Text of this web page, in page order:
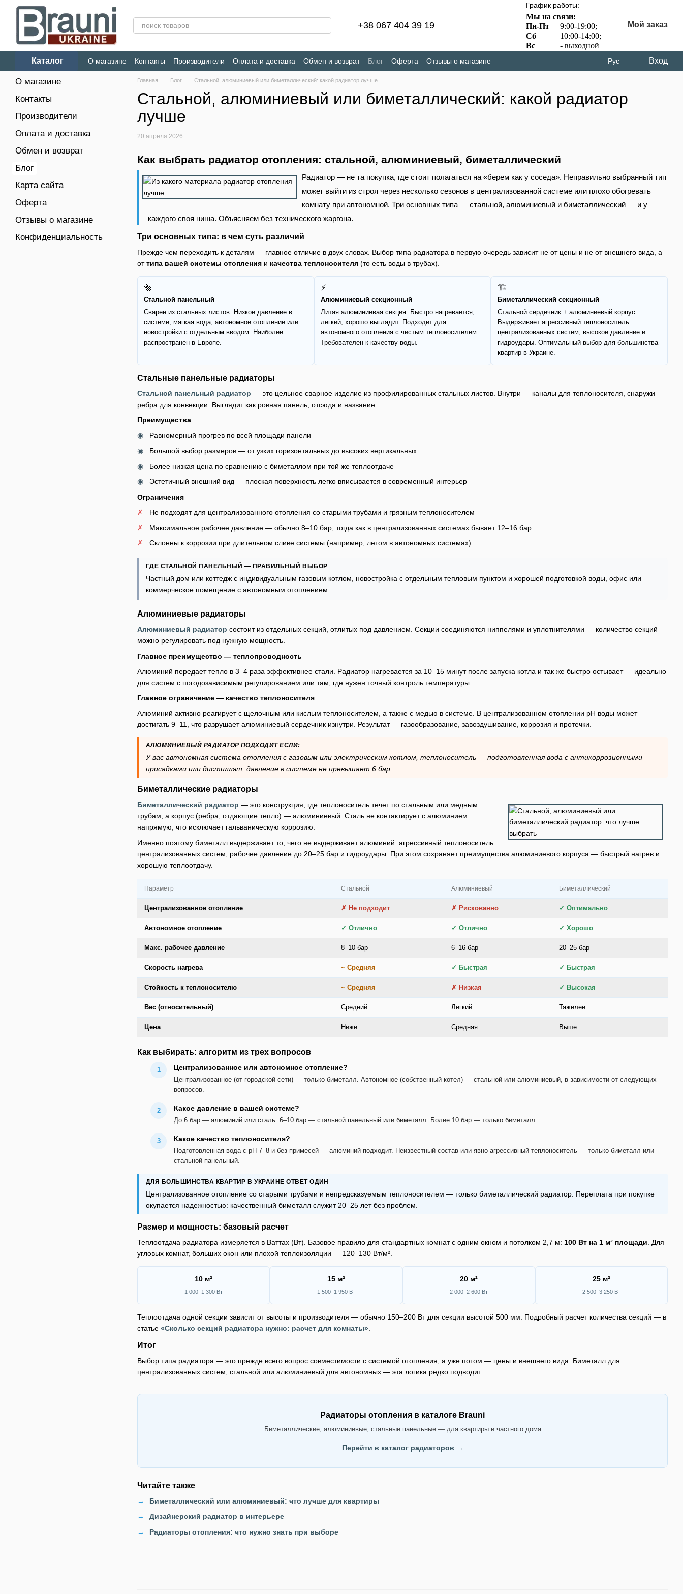
Перейти к основному контенту
+38 067 404 39 19
График работы:
Мы на связи:
Пн-Пт
9:00-19:00;
Сб
10:00-14:00;
Вс
- выходной
Мой заказ
Каталог О магазине Контакты Производители Оплата и доставка Обмен и возврат Блог Оферта
Отзывы о магазине
Конфиденциальность
Рус Вход
Главная Блог Стальной, алюминиевый или биметаллический: какой радиатор лучше
Стальной, алюминиевый или биметаллический: какой радиатор
лучше
20 апреля 2026
Как выбрать радиатор отопления: стальной, алюминиевый, биметаллический
Радиатор — не та покупка, где стоит полагаться на «берем как у соседа». Неправильно выбранный тип
может выйти из строя через несколько сезонов в централизованной системе или плохо обогревать
комнату при автономной. Три основных типа — стальной, алюминиевый и биметаллический — и у
каждого своя ниша. Объясняем без технического жаргона.
Три основных типа: в чем суть различий
Прежде чем переходить к деталям — главное отличие в двух словах. Выбор типа радиатора в первую очередь зависит не от цены и не от внешнего вида, а
оттипа вашей системы отопления и качества теплоносителя (то есть воды в трубах).
🔩
Стальной панельный
Сварен из стальных листов. Низкое давление в
системе, мягкая вода, автономное отопление или
новостройки с отдельным вводом. Наиболее
распространен в Европе.
⚡
Алюминиевый секционный
Литая алюминиевая секция. Быстро нагревается,
легкий, хорошо выглядит. Подходит для
автономного отопления с чистым теплоносителем.
Требователен к качеству воды.
🏗
Биметаллический секционный
Стальной сердечник + алюминиевый корпус.
Выдерживает агрессивный теплоноситель
централизованных систем, высокое давление и
гидроудары. Оптимальный выбор для большинства
квартир в Украине.
Стальные панельные радиаторы
Стальной панельный радиатор — это цельное сварное изделие из профилированных стальных листов. Внутри — каналы для теплоносителя, снаружи —
ребра для конвекции. Выглядит как ровная панель, отсюда и название.
Преимущества
Равномерный прогрев по всей площади панели
Большой выбор размеров — от узких горизонтальных до высоких вертикальных
Более низкая цена по сравнению с биметаллом при той же теплоотдаче
Эстетичный внешний вид — плоская поверхность легко вписывается в современный интерьер
Ограничения
Не подходят для централизованного отопления со старыми трубами и грязным теплоносителем
Максимальное рабочее давление — обычно 8–10 бар, тогда как в централизованных системах бывает 12–16 бар
Склонны к коррозии при длительном сливе системы (например, летом в автономных системах)
ГДЕ СТАЛЬНОЙ ПАНЕЛЬНЫЙ — ПРАВИЛЬНЫЙ ВЫБОР
Частный дом или коттедж с индивидуальным газовым котлом, новостройка с отдельным тепловым пунктом и хорошей подготовкой воды, офис или
коммерческое помещение с автономным отоплением.
Алюминиевые радиаторы
Алюминиевый радиатор состоит из отдельных секций, отлитых под давлением. Секции соединяются ниппелями и уплотнителями — количество секций
можно регулировать под нужную мощность.
Главное преимущество — теплопроводность
Алюминий передает тепло в 3–4 раза эффективнее стали. Радиатор нагревается за 10–15 минут после запуска котла и так же быстро остывает — идеально
для систем с погодозависимым регулированием или там, где нужен точный контроль температуры.
Главное ограничение — качество теплоносителя
Алюминий активно реагирует с щелочным или кислым теплоносителем, а также с медью в системе. В централизованном отоплении pH воды может
достигать 9–11, что разрушает алюминиевый сердечник изнутри. Результат — газообразование, завоздушивание, коррозия и протечки.
АЛЮМИНИЕВЫЙ РАДИАТОР ПОДХОДИТ ЕСЛИ:
У вас автономная система отопления с газовым или электрическим котлом, теплоноситель — подготовленная вода с антикоррозионными
присадками или дистиллят, давление в системе не превышает 6 бар.
Биметаллические радиаторы
Биметаллический радиатор — это конструкция, где теплоноситель течет по стальным или медным
трубам, а корпус (ребра, отдающие тепло) — алюминиевый. Сталь не контактирует с алюминием
напрямую, что исключает гальваническую коррозию.
Именно поэтому биметалл выдерживает то, чего не выдерживает алюминий: агрессивный теплоноситель
централизованных систем, рабочее давление до 20–25 бар и гидроудары. При этом сохраняет преимущества алюминиевого корпуса — быстрый нагрев и
хорошую теплоотдачу.
Параметр Стальной Алюминиевый Биметаллический
Централизованное отопление ✗ Не подходит ✗ Рискованно ✓ Оптимально
Автономное отопление ✓ Отлично ✓ Отлично ✓ Хорошо
Макс. рабочее давление 8–10 бар 6–16 бар 20–25 бар
Скорость нагрева ~ Средняя ✓ Быстрая ✓ Быстрая
Стойкость к теплоносителю ~ Средняя ✗ Низкая ✓ Высокая
Вес (относительный) Средний Легкий Тяжелее
Цена Ниже Средняя Выше
Как выбирать: алгоритм из трех вопросов
Централизованное или автономное отопление?
Централизованное (от городской сети) — только биметалл. Автономное (собственный котел) — стальной или алюминиевый, в зависимости от следующих
вопросов.
Какое давление в вашей системе?
До 6 бар — алюминий или сталь. 6–10 бар — стальной панельный или биметалл. Более 10 бар — только биметалл.
Какое качество теплоносителя?
Подготовленная вода с pH 7–8 и без примесей — алюминий подходит. Неизвестный состав или явно агрессивный теплоноситель — только биметалл или
стальной панельный.
ДЛЯ БОЛЬШИНСТВА КВАРТИР В УКРАИНЕ ОТВЕТ ОДИН
Централизованное отопление со старыми трубами и непредсказуемым теплоносителем — только биметаллический радиатор. Переплата при покупке
окупается надежностью: качественный биметалл служит 20–25 лет без проблем.
Размер и мощность: базовый расчет
Теплоотдача радиатора измеряется в Ваттах (Вт). Базовое правило для стандартных комнат с одним окном и потолком 2,7 м: 100 Вт на 1 м² площади. Для
угловых комнат, больших окон или плохой теплоизоляции — 120–130 Вт/м².
10 м²
1 000–1 300 Вт
15 м²
1 500–1 950 Вт
20 м²
2 000–2 600 Вт
25 м²
2 500–3 250 Вт
Теплоотдача одной секции зависит от высоты и производителя — обычно 150–200 Вт для секции высотой 500 мм. Подробный расчет количества секций — в
статье «Сколько секций радиатора нужно: расчет для комнаты».
Итог
Выбор типа радиатора — это прежде всего вопрос совместимости с системой отопления, а уже потом — цены и внешнего вида. Биметалл для
централизованных систем, стальной или алюминиевый для автономных — эта логика редко подводит.
Радиаторы отопления в каталоге Brauni
Биметаллические, алюминиевые, стальные панельные — для квартиры и частного дома
Перейти в каталог радиаторов →
Читайте также
Биметаллический или алюминиевый: что лучше для квартиры
Дизайнерский радиатор в интерьере
Радиаторы отопления: что нужно знать при выборе
О магазине
Контакты
Производители
Оплата и доставка
Обмен и возврат
Блог
Карта сайта
Оферта
Отзывы о магазине
Конфиденциальность